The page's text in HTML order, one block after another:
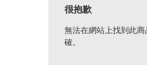
很抱歉
無法在網站上找到此
確。